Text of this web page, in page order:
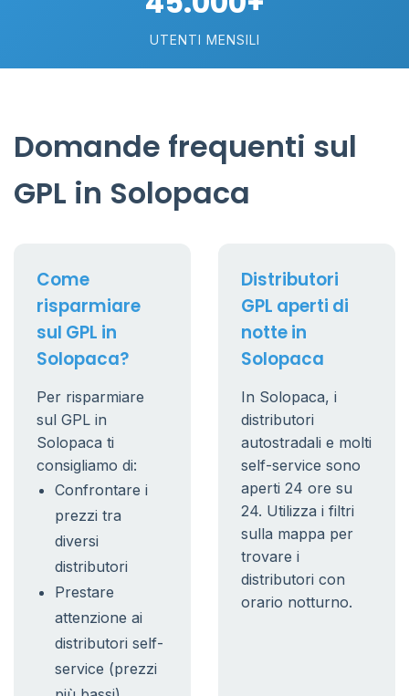
UTENTI MENSILI
Domande frequenti sul
GPL in Solopaca
Come
risparmiare
sul GPL in
Solopaca?
Per risparmiare
sul GPL in
Solopaca ti
consigliamo di:
Confrontare i
prezzi tra
diversi
distributori
Prestare
attenzione ai
distributori self-
service (prezzi
Distributori
GPL aperti di
notte in
Solopaca
In Solopaca, i
distributori
autostradali e molti
self-service sono
aperti 24 ore su
24. Utilizza i filtri
sulla mappa per
trovare i
distributori con
orario notturno.